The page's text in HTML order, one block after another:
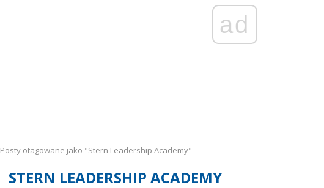
ad
Posty otagowane jako "Stern Leadership Academy"
STERN LEADERSHIP ACADEMY